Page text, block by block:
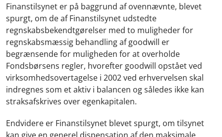
Finanstilsynet er på baggrund af ovennævnte, blevet
spurgt, om de af Finanstilsynet udstedte
regnskabsbekendtgørelser med to muligheder for
regnskabsmæssig behandling af goodwill er
begrænsende for muligheden for at overholde
Fondsbørsens regler, hvorefter goodwill opstået ved
virksomhedsovertagelse i 2002 ved erhvervelsen skal
indregnes som et aktiv i balancen og således ikke kan
straksafskrives over egenkapitalen.
Endvidere er Finanstilsynet blevet spurgt, om tilsynet
kan give en generel dispensation af den maksimale